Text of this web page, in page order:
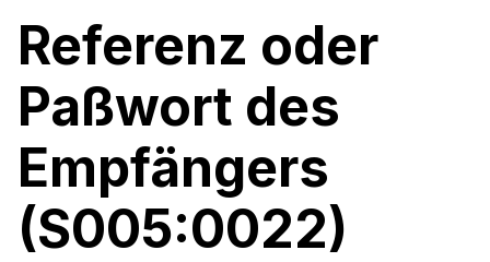
Referenz oder
Paßwort des
Empfängers
(S005:0022)